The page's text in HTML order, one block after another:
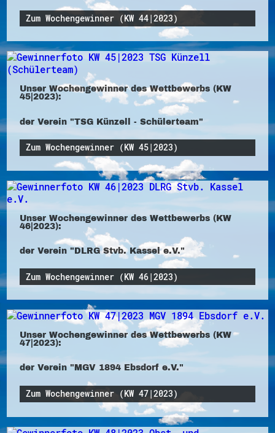
Zum Wochengewinner (KW 44|2023)
Unser Wochengewinner des Wettbewerbs (KW
45|2023):
der Verein "TSG Künzell - Schülerteam"
Zum Wochengewinner (KW 45|2023)
Unser Wochengewinner des Wettbewerbs (KW
46|2023):
der Verein "DLRG Stvb. Kassel e.V."
Zum Wochengewinner (KW 46|2023)
Unser Wochengewinner des Wettbewerbs (KW
47|2023):
der Verein "MGV 1894 Ebsdorf e.V."
Zum Wochengewinner (KW 47|2023)